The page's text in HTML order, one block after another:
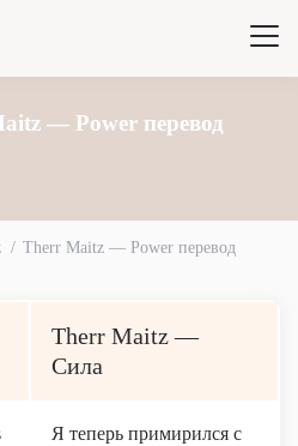
— Power перевод
Therr Maitz — Power перевод
Therr Maitz —
Сила
Я теперь примирился с